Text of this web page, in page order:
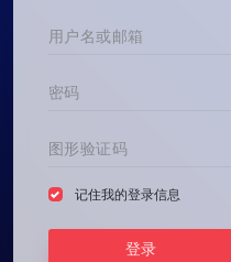
记住我的登录信息
登录